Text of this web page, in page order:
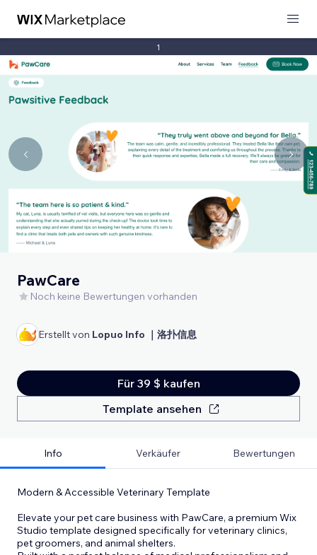
1
PawCare
Noch keine Bewertungen vorhanden
Erstellt von Lopuo Info ｜洛扑信息
Für 39 $ kaufen
Template ansehen
Info Verkäufer Bewertungen
Modern & Accessible Veterinary Template
Elevate your pet care business with PawCare, a premium Wix
Studio template designed specifically for veterinary clinics,
pet groomers, and animal shelters.